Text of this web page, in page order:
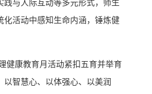
践与人际互动等多元形式，师生
化活动中感知生命内涵，锤炼健
健康教育月活动紧扣五育并举育
以智慧心、以体强心、以美润